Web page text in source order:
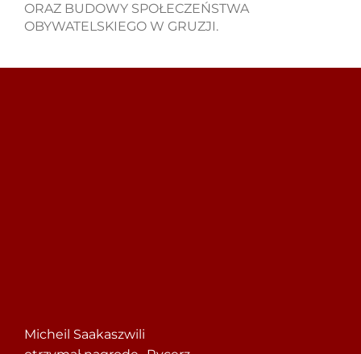
KONTAKT
ORAZ BUDOWY SPOŁECZEŃSTWA
OBYWATELSKIEGO W GRUZJI.
Micheil Saakaszwili